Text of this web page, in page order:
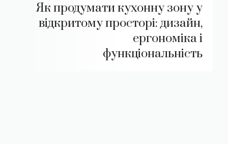
Як продумати кухонну зону у
відкритому просторі: дизайн,
ергономіка і
функціональність